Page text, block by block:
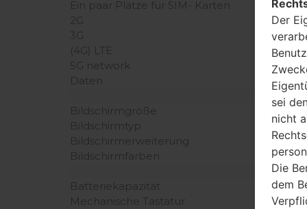
Ein paar Plätze für SIM- Karten
2G
3G
(4G) LTE
5G network
Daten
Bildschirmgröße
Bildschirmtyp
Bildschirmerweiterung
Bildschirmfarben
Batteriekapazität
Mechanische Tastatur
Der
sei
nicht
Die
dem